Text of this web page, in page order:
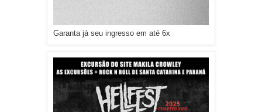
Garanta já seu ingresso em até 6x